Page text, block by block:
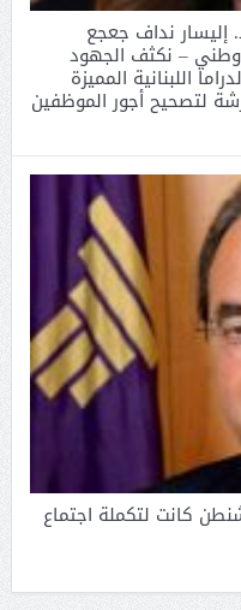
إليسار نداف جعجع
وطني – نكثف الجهود
كأس العالم 2026 – الدراما اللبنانية المميزة
لتصحيح أجور الموظفين
كانت لتكملة اجتماع